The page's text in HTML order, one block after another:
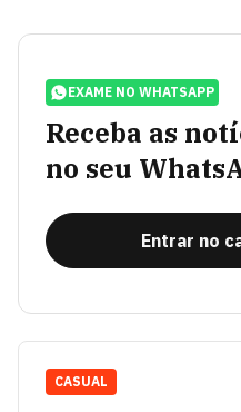
EXAME NO WHATSAPP
Receba as
no seu
Entrar no
CASUAL